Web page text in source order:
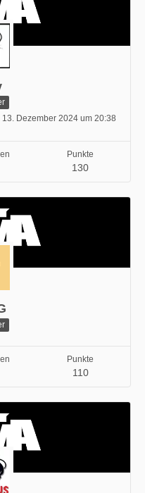
13. Dezember 2024 um 20:38
Punkte
130
Punkte
110